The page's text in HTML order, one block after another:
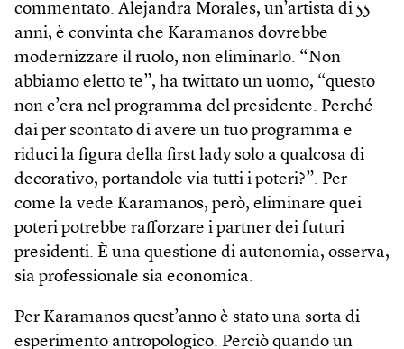
commentato. Alejandra Morales, un’artista di 55
anni, è convinta che Karamanos dovrebbe
modernizzare il ruolo, non eliminarlo. “Non
abbiamo eletto te”, ha twittato un uomo, “questo
non c’era nel programma del presidente. Perché
dai per scontato di avere un tuo programma e
riduci la figura della first lady solo a qualcosa di
decorativo, portandole via tutti i poteri?”. Per
come la vede Karamanos, però, eliminare quei
poteri potrebbe rafforzare i partner dei futuri
presidenti. È una questione di autonomia, osserva,
sia professionale sia economica.
Per Karamanos quest’anno è stato una sorta di
esperimento antropologico. Perciò quando un